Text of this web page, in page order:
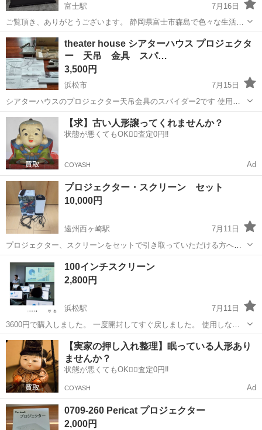
富士駅
7月16日
ご覧頂き、ありがとうございます。 静岡県富士市森島で色々な生活家
電を販売しております。 まとめてご購入して頂ければ、お値引きさせ
ていただきます！ 商品説明 細かなキズなどはあるかと思いますが、ス
クリーン事態は目だったキ...
静岡 富士市 プロジェクター、ホームシアター
100インチ
theater house シアターハウス プロジェクタ
ー 天吊 金具 スパ…
3,500円
浜松市
7月15日
シアターハウスのプロジェクター天吊金具のスパイダー2です 使用感
があります 郵送の場合の送料はご相談ください
静岡 浜松市 プロジェクター、ホームシアター
シアターハウス
【求】古い人形譲ってくれませんか？
状態が悪くてもOK🙆‍♀️査定0円‼️
COYASH Ad
プロジェクター・スクリーン セット
10,000円
遠州西ヶ崎駅
7月11日
プロジェクター、スクリーンをセットで引き取っていただける方へお
譲りいたします。 木材の突っ張り棒も一緒に引き取っていただける場
合は千円引きさせていただきます。 いずれも2年ほど前に購入しまし
た。 使用回数は数回程度であまり...
静岡 浜松市 遠州西ヶ崎駅
プロジェクター、ホームシアター
100インチスクリーン
2,800円
浜松駅
7月11日
3600円で購入しました。 一度開封してすぐ戻しました。 使用しなか
った為お譲りします。
静岡 浜松市 浜松駅 プロジェクター、ホームシアター
【実家の押し入れ整理】眠っている人形あり
ませんか？
状態が悪くてもOK🙆‍♀️査定0円‼️
COYASH Ad
0709-260 Pericat プロジェクター
2,000円